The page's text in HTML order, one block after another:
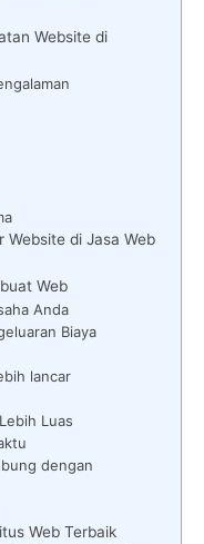
Website di
Website di Jasa Web
Web
Anda
Biaya
lancar
Luas
dengan
Web Terbaik